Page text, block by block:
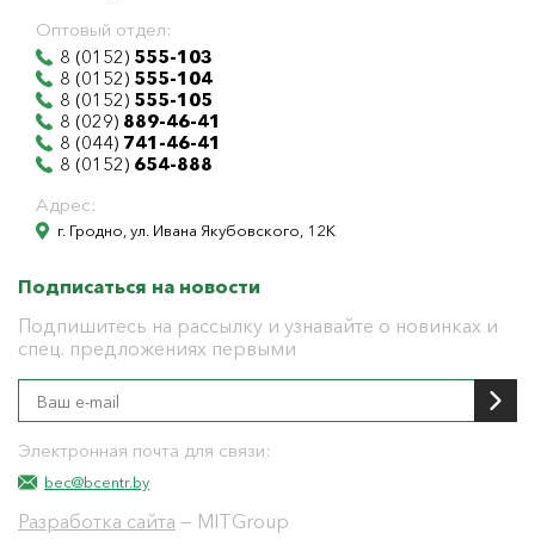
Оптовый отдел:
8 (0152) 555-103
8 (0152) 555-104
8 (0152) 555-105
8 (029) 889-46-41
8 (044) 741-46-41
8 (0152) 654-888
Адрес:
г. Гродно, ул. Ивана Якубовского, 12К
Подписаться на новости
Подпишитесь на рассылку и узнавайте о новинках и
спец. предложениях первыми
Электронная почта для связи:
bec@bcentr.by
Разработка сайта — MITGroup